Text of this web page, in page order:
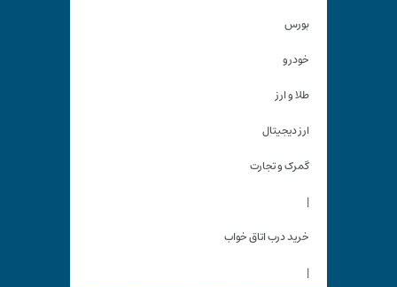
بورس
خودرو
طلا و ارز
ارز دیجیتال
گمرک و تجارت
|
خرید درب اتاق خواب
|